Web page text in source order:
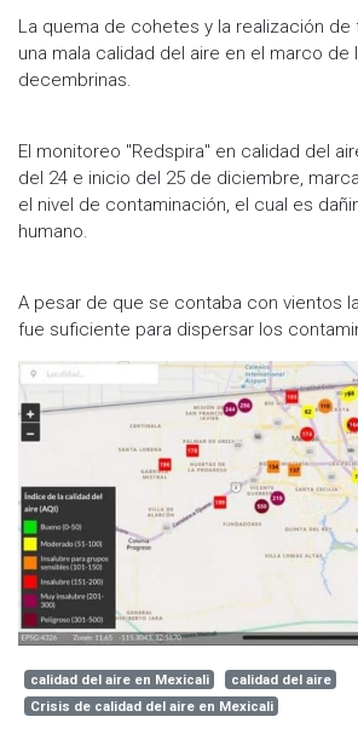
La quema de cohetes y la realización de
una mala calidad del aire en el marco de
decembrinas.
El monitoreo "Redspira" en calidad del
del 24 e inicio del 25 de diciembre,
el nivel de contaminación, el cual es
humano.
A pesar de que se contaba con vientos
fue suficiente para dispersar los
calidad del aire en Mexicali
calidad del aire
Crisis de calidad del aire en Mexicali